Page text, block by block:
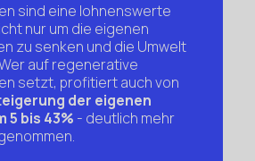
sind eine lohnenswerte
nur um die eigenen
zu senken und die Umwelt
auf regenerative
setzt, profitiert auch von
der eigenen
5 bis 43% - deutlich mehr